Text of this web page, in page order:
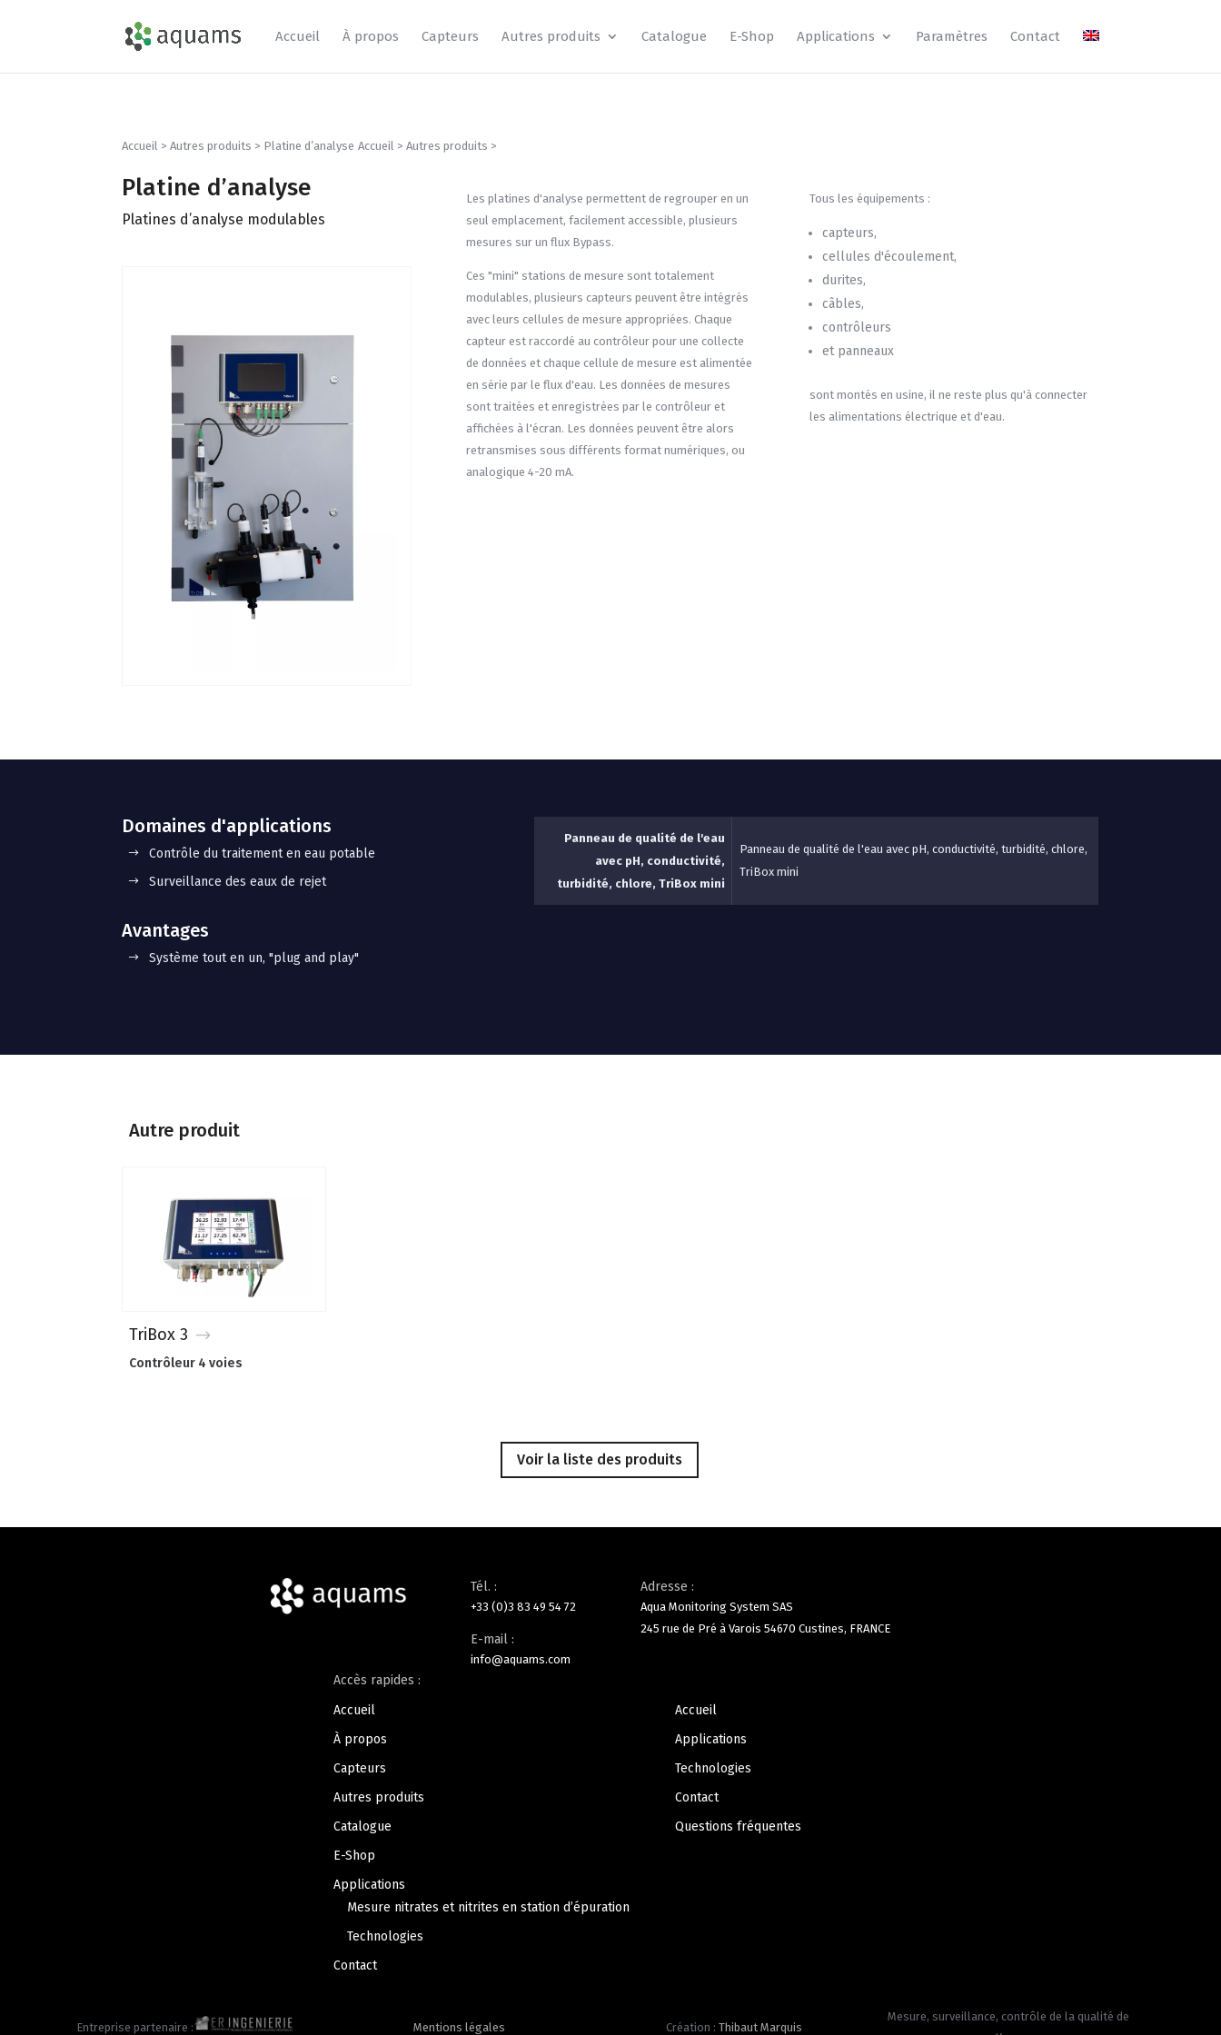
Accueil À propos Capteurs Autres produits Catalogue E-Shop Applications Paramètres Contact
Accueil >Autres produits > Platine d’analyse Accueil >Autres produits >
Platine d’analyse
Platines d’analyse modulables
Les platines d'analyse permettent de regrouper en un
seul emplacement, facilement accessible, plusieurs
mesures sur un flux Bypass.
Ces "mini" stations de mesure sont totalement
modulables, plusieurs capteurs peuvent être intégrés
avec leurs cellules de mesure appropriées. Chaque
capteur est raccordé au contrôleur pour une collecte
de données et chaque cellule de mesure est alimentée
en série par le flux d'eau. Les données de mesures
sont traitées et enregistrées par le contrôleur et
affichées à l'écran. Les données peuvent être alors
retransmises sous différents format numériques, ou
analogique 4-20 mA.
Tous les équipements :
capteurs,
cellules d'écoulement,
durites,
câbles,
contrôleurs
et panneaux
sont montés en usine, il ne reste plus qu'à connecter
les alimentations électrique et d'eau.
Domaines d'applications
Contrôle du traitement en eau potable
Surveillance des eaux de rejet
Avantages
Système tout en un, "plug and play"
Panneau de qualité de l'eau
avec pH, conductivité,
turbidité, chlore, TriBox mini
Panneau de qualité de l'eau avec pH, conductivité, turbidité, chlore,
TriBox mini
Autre produit
TriBox 3
Contrôleur 4 voies
Voir la liste des produits
Tél. :
+33 (0)3 83 49 54 72
E-mail :
info@aquams.com
Adresse :
Aqua Monitoring System SAS
245 rue de Pré à Varois 54670 Custines, FRANCE
Accès rapides :
Accueil
À propos
Capteurs
Autres produits
Catalogue
E-Shop
Applications
Mesure nitrates et nitrites en station d’épuration
Technologies
Contact
Accueil
Applications
Technologies
Contact
Questions fréquentes
Entreprise partenaire : Mentions légales Création :Thibaut Marquis
Mesure, surveillance, contrôle de la qualité de